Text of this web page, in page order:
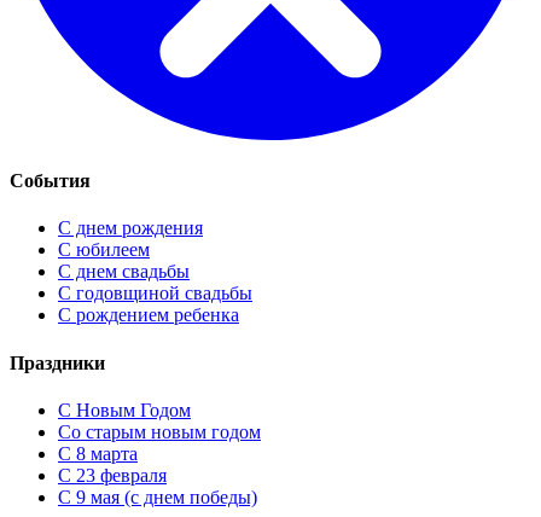
События
С днем рождения
С юбилеем
С днем свадьбы
С годовщиной свадьбы
С рождением ребенка
Праздники
C Новым Годом
Cо старым новым годом
С 8 марта
С 23 февраля
С 9 мая (с днем победы)